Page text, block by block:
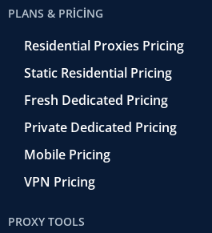
PLANS & PRICING
Residential Proxies Pricing
Static Residential Pricing
Fresh Dedicated Pricing
Private Dedicated Pricing
Mobile Pricing
VPN Pricing
PROXY TOOLS